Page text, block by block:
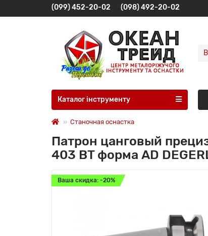
(099) 452-20-02 (098) 492-20-02
Каталог інструменту
Станочная оснастка
Патрон цанговый
403 BT форма AD
Ваша скидка: -20%